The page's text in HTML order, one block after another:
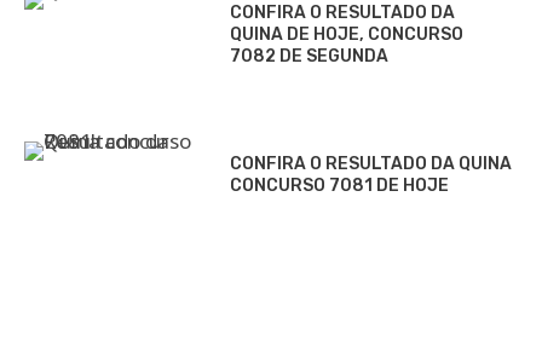
CONFIRA O RESULTADO DA
QUINA DE HOJE, CONCURSO
7082 DE SEGUNDA
CONFIRA O RESULTADO DA QUINA
CONCURSO 7081 DE HOJE